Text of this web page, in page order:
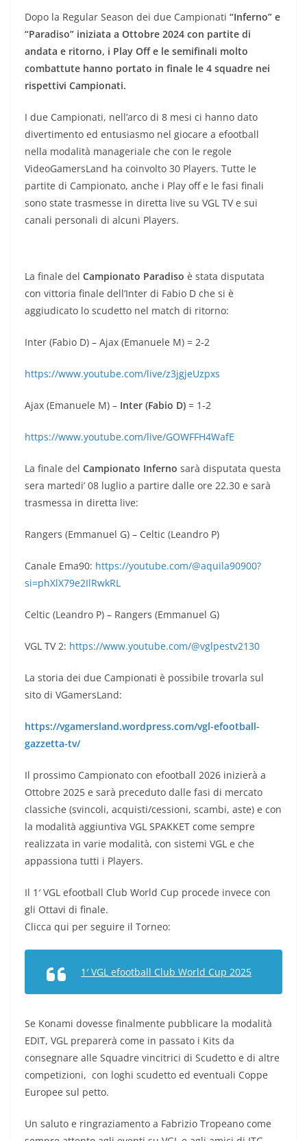
Dopo la Regular Season dei due Campionati “Inferno” e
“Paradiso” iniziata a Ottobre 2024 con partite di
andata e ritorno, i Play Off e le semifinali molto
combattute hanno portato in finale le 4 squadre nei
rispettivi Campionati.
I due Campionati, nell’arco di 8 mesi ci hanno dato
divertimento ed entusiasmo nel giocare a efootball
nella modalità manageriale che con le regole
VideoGamersLand ha coinvolto 30 Players. Tutte le
partite di Campionato, anche i Play off e le fasi finali
sono state trasmesse in diretta live su VGL TV e sui
canali personali di alcuni Players.
La finale del Campionato Paradiso è stata disputata
con vittoria finale dell’Inter di Fabio D che si è
aggiudicato lo scudetto nel match di ritorno:
Inter (Fabio D) – Ajax (Emanuele M) = 2-2
https://www.youtube.com/live/z3jgjeUzpxs
Ajax (Emanuele M) – Inter (Fabio D) = 1-2
https://www.youtube.com/live/GOWFFH4WafE
La finale del Campionato Inferno sarà disputata questa
sera martedi’ 08 luglio a partire dalle ore 22.30 e sarà
trasmessa in diretta live:
Rangers (Emmanuel G) – Celtic (Leandro P)
Canale Ema90: https://youtube.com/@aquila90900?
si=phXlX79e2IlRwkRL
Celtic (Leandro P) – Rangers (Emmanuel G)
VGL TV 2: https://www.youtube.com/@vglpestv2130
La storia dei due Campionati è possibile trovarla sul
sito di VGamersLand:
https://vgamersland.wordpress.com/vgl-efootball-
gazzetta-tv/
Il prossimo Campionato con efootball 2026 inizierà a
Ottobre 2025 e sarà preceduto dalle fasi di mercato
classiche (svincoli, acquisti/cessioni, scambi, aste) e con
la modalità aggiuntiva VGL SPAKKET come sempre
realizzata in varie modalità, con sistemi VGL e che
appassiona tutti i Players.
Il 1′ VGL efootball Club World Cup procede invece con
gli Ottavi di finale.
Clicca qui per seguire il Torneo:
1′ VGL efootball Club World Cup 2025
Se Konami dovesse finalmente pubblicare la modalità
EDIT, VGL preparerà come in passato i Kits da
consegnare alle Squadre vincitrici di Scudetto e di altre
competizioni, con loghi scudetto ed eventuali Coppe
Europee sul petto.
Un saluto e ringraziamento a Fabrizio Tropeano come